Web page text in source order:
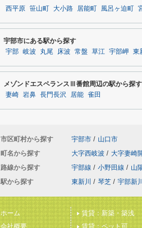
西平原
笹山町 大小路 居能町 風呂ヶ迫町
宇部市にある駅から探す
宇部 岐波 丸尾 床波 常盤 草江 宇部岬 東
メゾンドエスペランスⅢ番館周辺の駅から探す
妻崎 岩鼻 長門長沢 居能 雀田
市区町村から探す 宇部市 / 山口市
町名から探す
大字西岐波 / 大字妻崎
路線から探す
宇部線 / 小野田線 / 山
駅から探す
東新川 / 琴芝 / 宇部新川
ホーム
会社概要
賃貸：新築・築浅
賃貸：ペット可